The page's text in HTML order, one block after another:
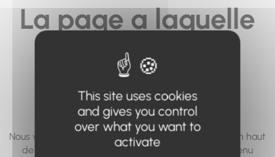
La page a laquelle
vous cherchez à
accéder n'existe
pas... ou plus.
Nous vous invitons à utiliser le moteur de recherche en haut
de page, ou à utiliser le menu pour trouver le contenu
This site uses cookies
and gives you control
over what you want to
activate